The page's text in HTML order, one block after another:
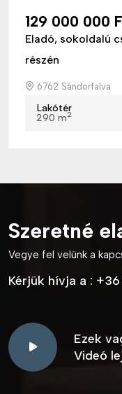
129 000 000
Eladó, sokoldalú
részén
6762 Sándorfalva
Lakótér
290 m2
Szeretné
Vegye fel velünk a
Kérjük hívja a : +36
Ezek
Videó